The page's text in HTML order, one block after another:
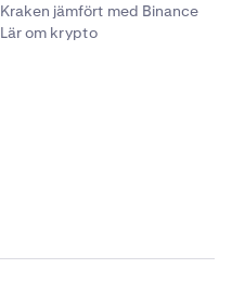
Kraken jämfört med Binance
Lär om krypto